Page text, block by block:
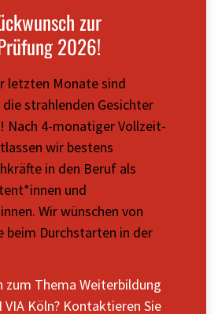
zur
2026!
letzten Monate sind
strahlenden Gesichter
Nach 4-monatiger Vollzeit-
wir bestens
in den Beruf als
und
Wir wünschen von
beim Durchstarten in der
zum Thema Weiterbildung
Köln? Kontaktieren Sie